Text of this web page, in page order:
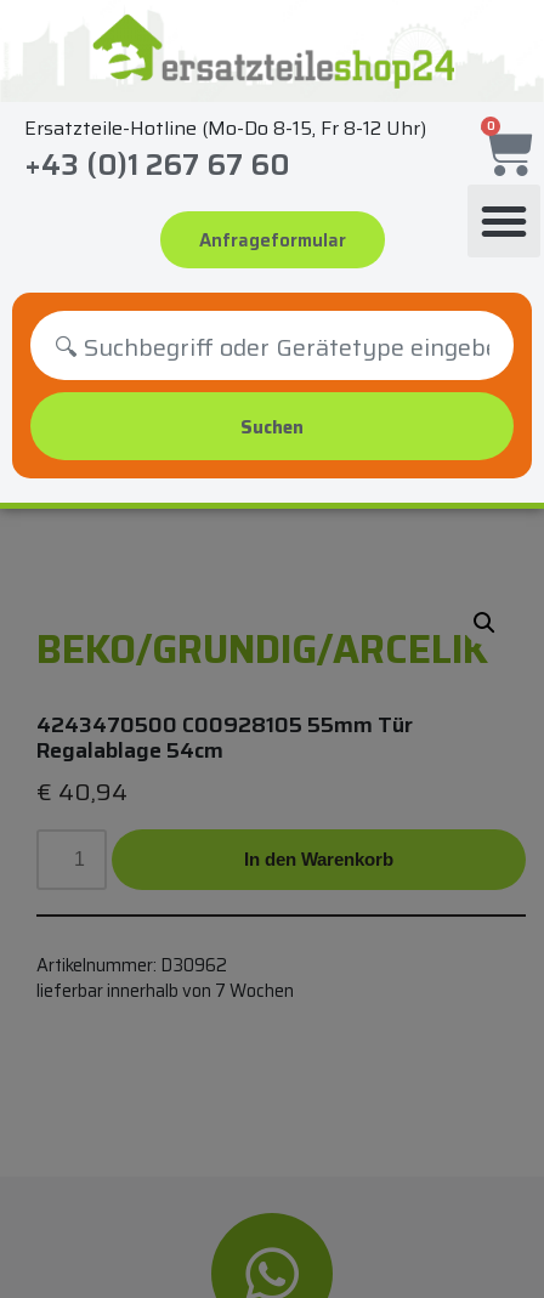
springen
Ersatzteile-Hotline (Mo-Do 8-15, Fr 8-12 Uhr)
+43 (0)1 267 67 60
Anfrageformular
0
BEKO/GRUNDIG/ARCELIK
4243470500 C00928105 55mm Tür
Regalablage 54cm
€ 40,94
In den Warenkorb
Artikelnummer: D30962
lieferbar innerhalb von 7 Wochen